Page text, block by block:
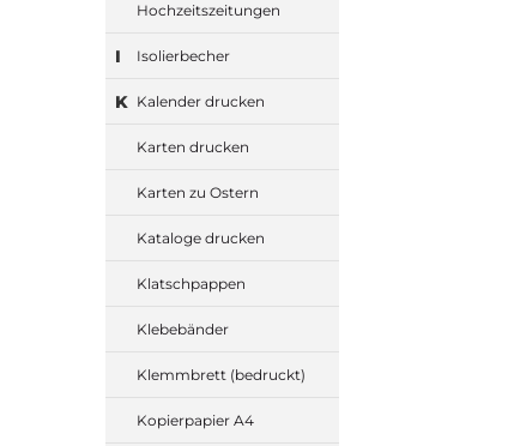
Hochzeitszeitungen
I Isolierbecher
K Kalender drucken
Karten drucken
Karten zu Ostern
Kataloge drucken
Klatschpappen
Klebebänder
Klemmbrett (bedruckt)
Kopierpapier A4